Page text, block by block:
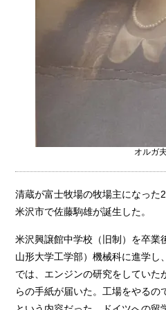
オルガ
清蔵が富士牧場の牧場主になった
米沢市で佐藤駒雄が誕生した。
米沢興譲館中学校（旧制）を卒業
山形大学工学部）機械科に進学し
では、エンジンの研究をしていた
らの手紙が届いた。工場をやるの